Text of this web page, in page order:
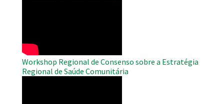
Workshop Regional de Consenso sobre a Estratégia
Regional de Saúde Comunitária